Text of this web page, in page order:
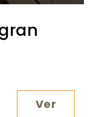
Ver